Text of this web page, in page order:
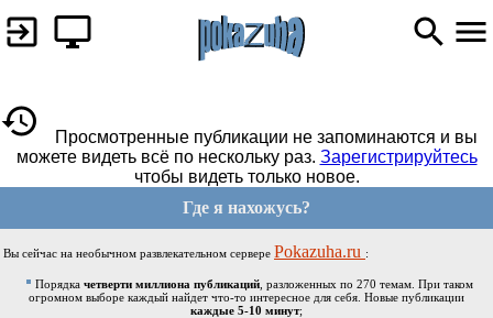
Просмотренные публикации не запоминаются и вы
можете видеть всё по нескольку раз. Зарегистрируйтесь
чтобы видеть только новое.
Где я нахожусь?
Вы сейчас на необычном развлекательном сервере Pokazuha.ru :
Порядка четверти миллиона публикаций, разложенных по 270 темам. При таком
огромном выборе каждый найдет что-то интересное для себя. Новые публикации
каждые 5-10 минут;